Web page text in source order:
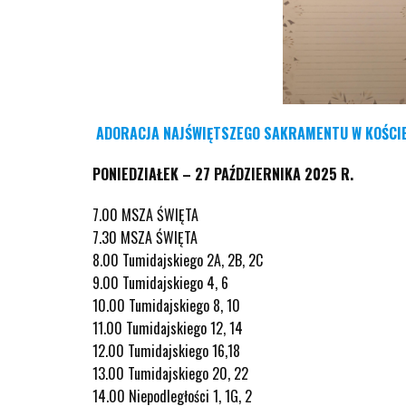
ADORACJA NAJŚWIĘTSZEGO SAKRAMENTU W
PONIEDZIAŁEK – 27 PAŹDZIERNIKA 2025 R.
7.00 MSZA ŚWIĘTA
7.30 MSZA ŚWIĘTA
8.00 Tumidajskiego 2A, 2B, 2C
9.00 Tumidajskiego 4, 6
10.00 Tumidajskiego 8, 10
11.00 Tumidajskiego 12, 14
12.00 Tumidajskiego 16,18
13.00 Tumidajskiego 20, 22
14.00 Niepodległości 1, 1G, 2